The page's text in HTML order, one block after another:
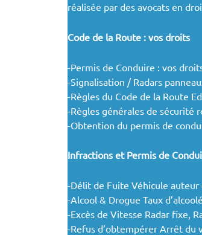
réalisée par des avocats en
Code de la Route : vos droits
-Permis de Conduire : vos
-Signalisation / Radars
-Règles du Code de la Route
-Règles générales de sécurité
-Obtention du permis de
Infractions et Permis de
-Délit de Fuite Véhicule auteur
-Alcool & Drogue Taux
-Excès de Vitesse Radar fixe,
-Refus d’obtempérer Arrêt du